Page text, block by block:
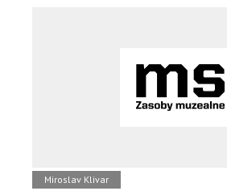
Miroslav Klivar